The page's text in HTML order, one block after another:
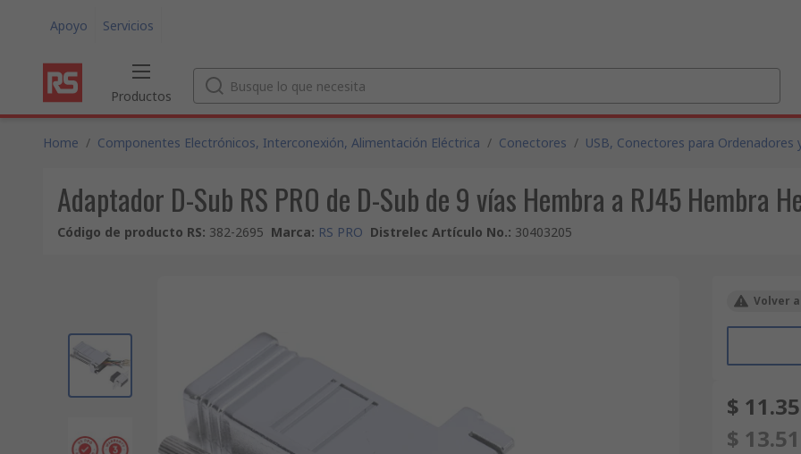
Apoyo Servicios
Productos
Home / Componentes Electrónicos, Interconexión, Alimentación Eléctrica / Conectores / USB, Conectores para Ordenadores
Adaptador D-Sub RS PRO de D-Sub de 9 vías Hembra a RJ45 Hembra
Código de producto RS: 382-2695 Marca: RS PRO Distrelec Artículo No.: 30403205
Volver
$
$